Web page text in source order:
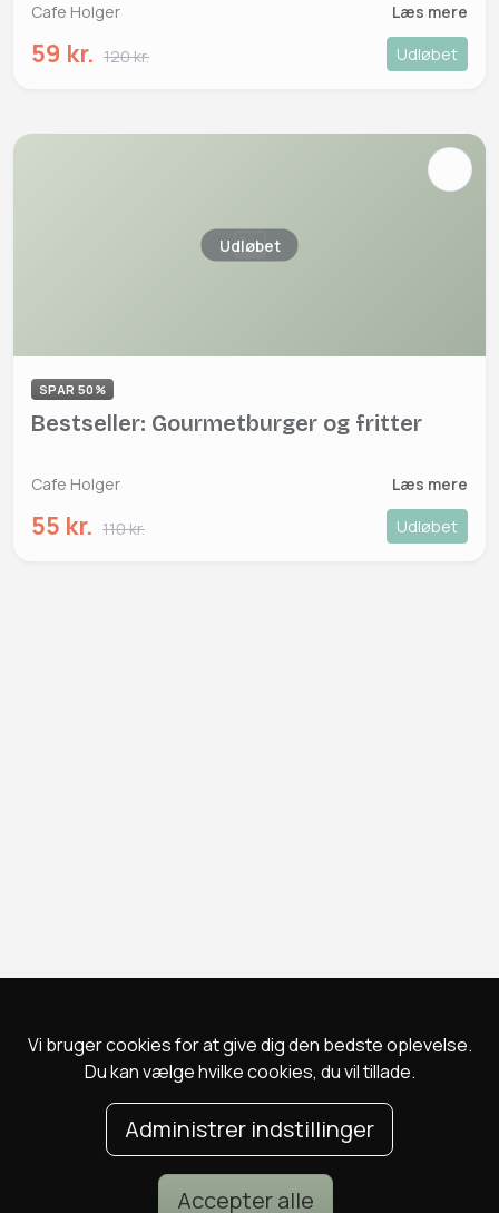
Vi bruger cookies for at give dig den bedste oplevelse.
Du kan vælge hvilke cookies, du vil tillade.
Administrer indstillinger
Accepter alle
Cafe Holger Læs mere
59 kr. 120 kr. Udløbet
Udløbet
SPAR 50%
Bestseller: Gourmetburger og fritter
Cafe Holger Læs mere
55 kr. 110 kr. Udløbet